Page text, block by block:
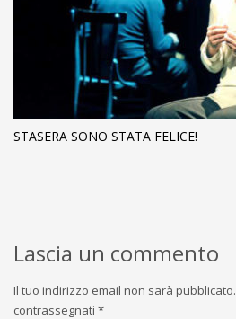
STASERA SONO STATA FELICE!
Lascia un commento
Il tuo indirizzo email non sarà pubblicato.
contrassegnati *